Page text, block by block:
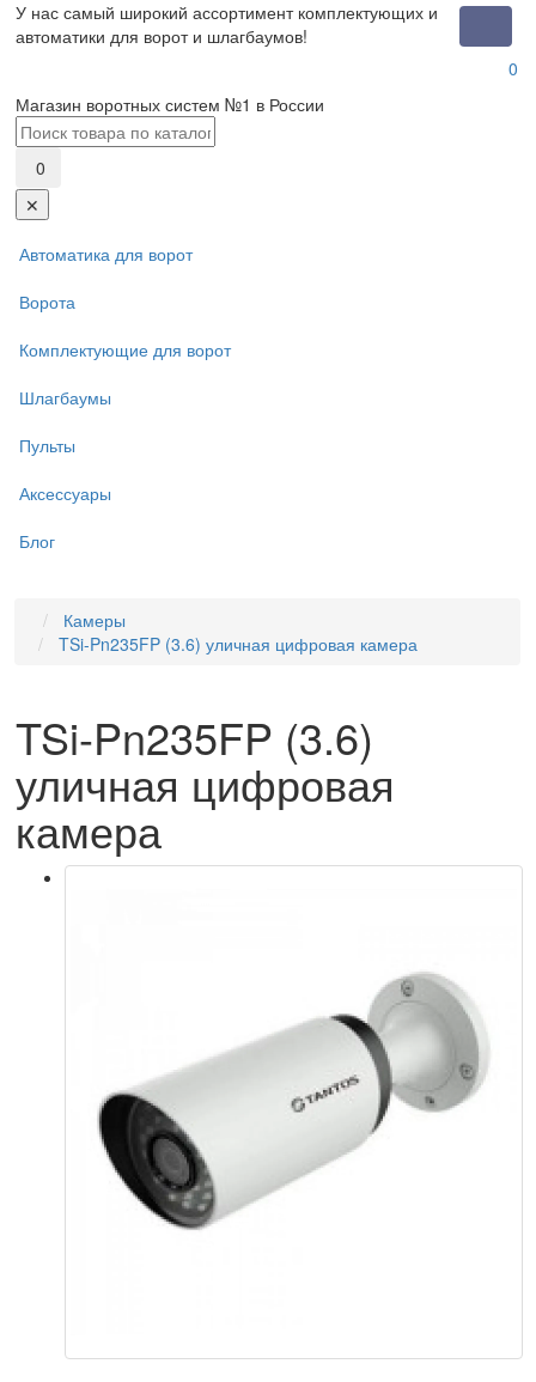
У нас самый широкий ассортимент комплектующих и
автоматики для ворот и шлагбаумов!
0
Магазин воротных систем №1 в России
0
✕
Автоматика для ворот
Ворота
Комплектующие для ворот
Шлагбаумы
Пульты
Аксессуары
Блог
Камеры
TSi-Pn235FP (3.6) уличная цифровая камера
TSi-Pn235FP (3.6)
уличная цифровая
камера